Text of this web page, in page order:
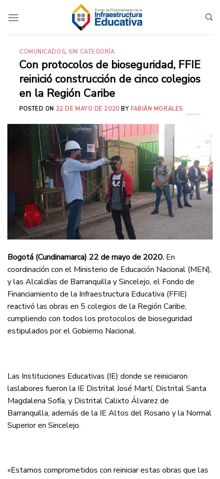
COMUNICADOS, SIN CATEGORÍA
Con protocolos de bioseguridad, FFIE
reinició construcción de cinco colegios
en la Región Caribe
POSTED ON 22 DE MAYO DE 2020 BY FABIÁN MORALES
Bogotá (Cundinamarca) 22 de mayo de 2020. En
coordinación con el Ministerio de Educación Nacional (MEN),
y las Alcaldías de Barranquilla y Sincelejo, el Fondo de
Financiamiento de la Infraestructura Educativa (FFIE)
reactivó las obras en 5 colegios de la Región Caribe,
cumpliendo con todos los protocolos de bioseguridad
estipulados por el Gobierno Nacional.
Las Instituciones Educativas (IE) donde se reiniciaron
laslabores fueron la IE Distrital José Martí, Distrital Santa
Magdalena Sofía, y Distrital Calixto Álvarez de
Barranquilla, además de la IE Altos del Rosario y la Normal
Superior en Sincelejo.
«Estamos comprometidos con reiniciar estas obras que las